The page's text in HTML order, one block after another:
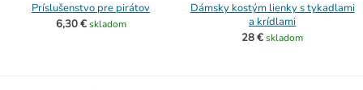
Príslušenstvo pre pirátov
6,30 € skladom
Dámsky kostým lienky s tykadlami
a krídlami
28 €skladom